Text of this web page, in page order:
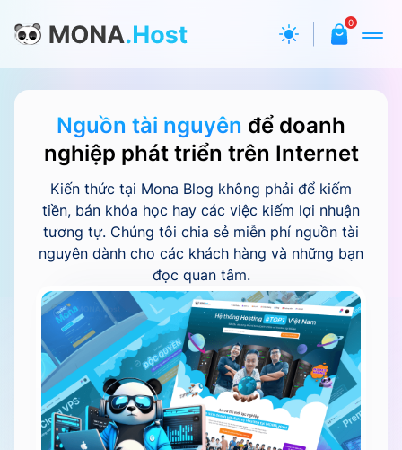
0
Nguồn tài nguyên để doanh
nghiệp phát triển trên Internet
Kiến thức tại Mona Blog không phải để kiếm
tiền, bán khóa học hay các việc kiếm lợi nhuận
tương tự. Chúng tôi chia sẻ miễn phí nguồn tài
nguyên dành cho các khách hàng và những bạn
đọc quan tâm.